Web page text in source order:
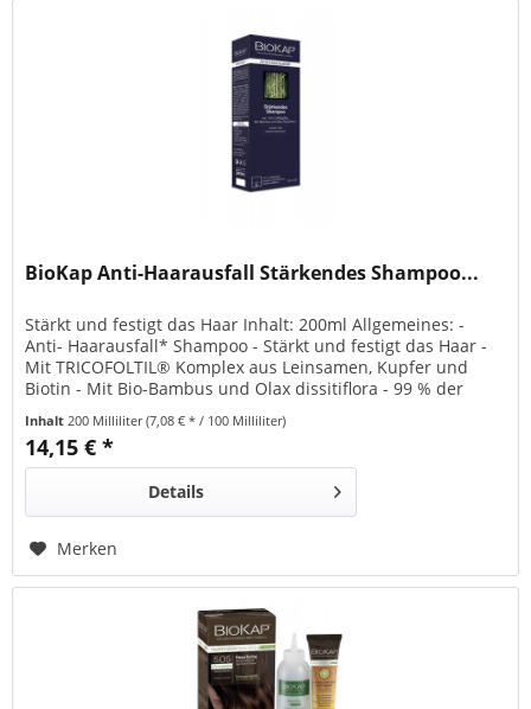
BioKap Anti-Haarausfall Stärkendes Shampoo...
Stärkt und festigt das Haar Inhalt: 200ml Allgemeines: -
Anti- Haarausfall* Shampoo - Stärkt und festigt das Haar -
Mit TRICOFOLTIL® Komplex aus Leinsamen, Kupfer und
Biotin - Mit Bio-Bambus und Olax dissitiflora - 99 % der
Silikonen, Parabenen und Sulfaten (SLES). - Vegan - Made in
Italy *Nicht krankheitsbedingter...
Inhalt200 Milliliter(7,08 € * / 100 Milliliter)
14,15 € *
Details
Merken